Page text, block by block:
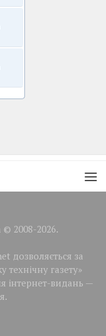
© 2008-2026.
дозволяється за
газету»
інтернет-видань —